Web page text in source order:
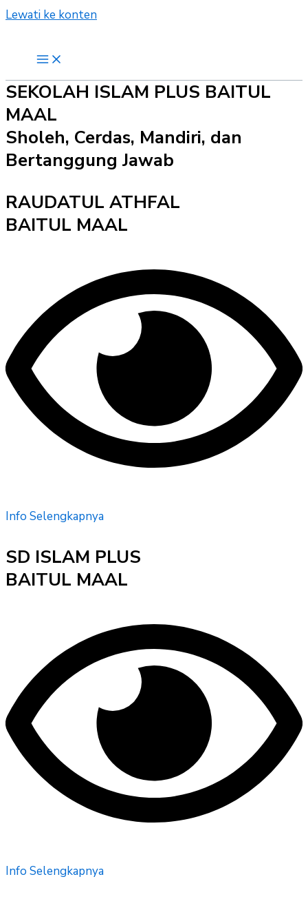
Lewati ke konten
SEKOLAH ISLAM PLUS BAITUL
MAAL
Sholeh, Cerdas, Mandiri, dan
Bertanggung Jawab
RAUDATUL ATHFAL
BAITUL MAAL
Info Selengkapnya
SD ISLAM PLUS
BAITUL MAAL
Info Selengkapnya